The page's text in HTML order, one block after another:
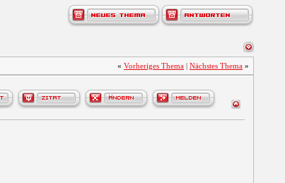
« Vorheriges Thema | Nächstes Thema »